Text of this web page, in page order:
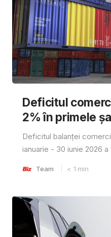
Deficitul
2% în primele
Deficitul balanței
ianuarie - 30 iunie 2026
Team < 1 min